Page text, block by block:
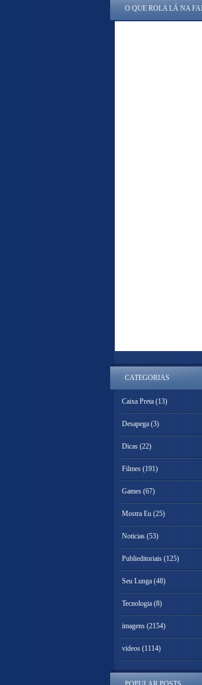
O QUE ROLA LÁ NA
CATEGORIAS
Caixa Preta (13)
Desapega (3)
Dicas (22)
Filmes (191)
Games (67)
Mostra Eu (25)
Noticias (53)
Publieditoriais (125)
Seu Lunga (48)
Tecnologia (8)
imagens (2154)
videos (1114)